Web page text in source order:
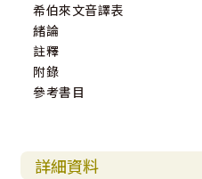
希伯來文音譯表
緒論
註釋
附錄
參考書目
詳細資料